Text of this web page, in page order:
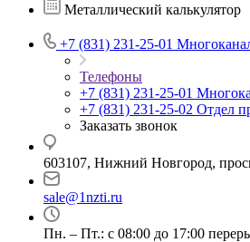
Металлический калькулятор
+7 (831) 231-25-01
Телефоны
+7 (831) 231-25-01
+7 (831) 231-25-02 Отдел
Заказать звонок
603107, Нижний Новгород,
sale@1nzti.ru
Пн. – Пт.: с 08:00 до 17:00